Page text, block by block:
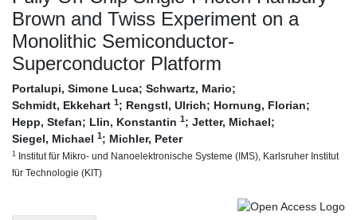
Brown and Twiss Experiment on a
Monolithic Semiconductor-
Superconductor Platform
Portalupi, Simone Luca; Schwartz, Mario;
Schmidt, Ekkehart 1; Rengstl, Ulrich; Hornung, Florian;
Hepp, Stefan; Llin, Konstantin 1; Jetter, Michael;
Siegel, Michael 1; Michler, Peter
1 Institut für Mikro- und Nanoelektronische Systeme (IMS), Karlsruher Institut
für Technologie (KIT)